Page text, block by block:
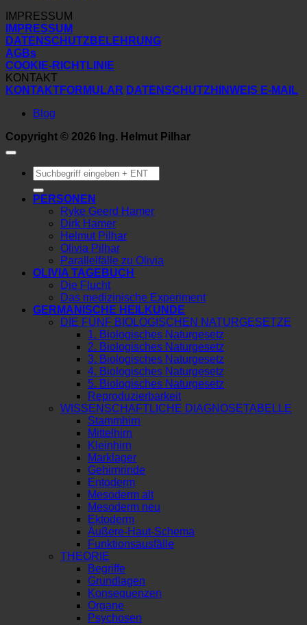
IMPRESSUM
IMPRESSUM
DATENSCHUTZBELEHRUNG
AGBs
COOKIE-RICHTLINIE
KONTAKT
KONTAKTFORMULAR DATENSCHUTZHINWEIS E-MAIL
Blog
Copyright © 2026 Ing. Helmut Pilhar
Suchen
nach:
PERSONEN
Ryke Geerd Hamer
Dirk Hamer
Helmut Pilhar
Olivia Pilhar
Parallelfälle zu Olivia
OLIVIA TAGEBUCH
Die Flucht
Das medizinische Experiment
GERMANISCHE HEILKUNDE
DIE FÜNF BIOLOGISCHEN NATURGESETZE
1. Biologisches Naturgesetz
2. Biologisches Naturgesetz
3. Biologisches Naturgesetz
4. Biologisches Naturgesetz
5. Biologisches Naturgesetz
Reproduzierbarkeit
WISSENSCHAFTLICHE DIAGNOSETABELLE
Stammhirn
Mittelhirn
Kleinhirn
Marklager
Gehirnrinde
Entoderm
Mesoderm alt
Mesoderm neu
Ektoderm
Äußere-Haut-Schema
Funktionsausfälle
THEORIE
Begriffe
Grundlagen
Konsequenzen
Organe
Psychosen